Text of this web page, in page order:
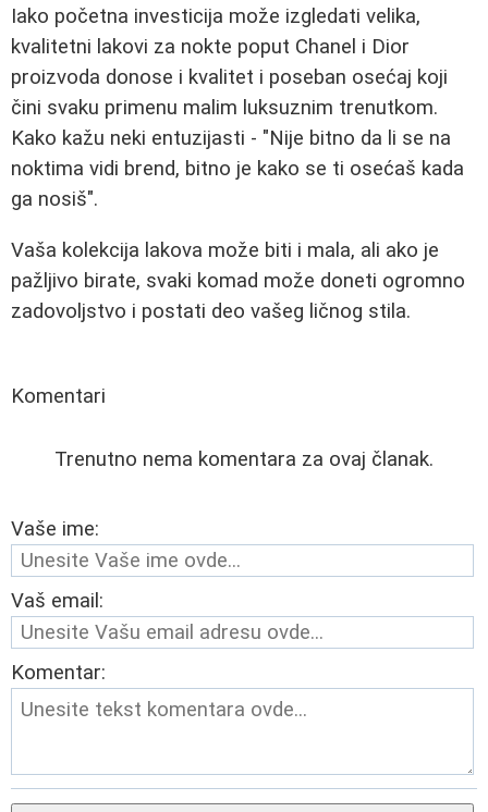
Iako početna investicija može izgledati velika,
kvalitetni lakovi za nokte poput Chanel i Dior
proizvoda donose i kvalitet i poseban osećaj koji
čini svaku primenu malim luksuznim trenutkom.
Kako kažu neki entuzijasti - "Nije bitno da li se na
noktima vidi brend, bitno je kako se ti osećaš kada
ga nosiš".
Vaša kolekcija lakova može biti i mala, ali ako je
pažljivo birate, svaki komad može doneti ogromno
zadovoljstvo i postati deo vašeg ličnog stila.
Komentari
Trenutno nema komentara za ovaj članak.
Vaše ime:
Vaš email:
Komentar: